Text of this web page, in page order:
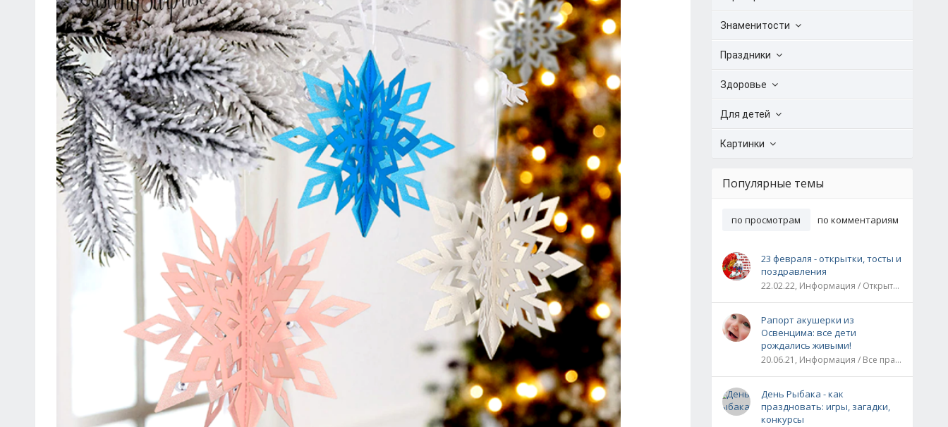
Знаменитости
Праздники
Здоровье
Для детей
Картинки
Популярные темы
по просмотрам по комментариям
23 февраля - открытки, тосты и
поздравления
22.02.22, Информация / Открытки / Все праздники
Рапорт акушерки из
Освенцима: все дети
рождались живыми!
20.06.21, Информация / Все праздники / Рассказы и истории
День Рыбака - как
праздновать: игры, загадки,
конкурсы